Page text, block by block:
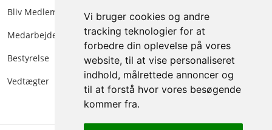
Vi bruger cookies og andre
tracking teknologier for at
forbedre din oplevelse på vores
website, til at vise personaliseret
indhold, målrettede annoncer og
til at forstå hvor vores besøgende
kommer fra.
Bliv Medlem
Medarbejdere
Bestyrelse
Vedtægter